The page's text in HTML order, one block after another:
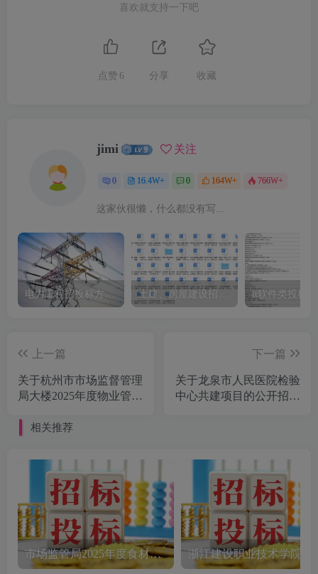
喜欢就支持一下吧
点赞 6 分享 收藏
jimi 关注
0 16.4W+ 0 164W+ 766W+
这家伙很懒，什么都没有写...
电力工程招投标方案模板 it软件类投标
上一篇
关于杭州市市场监督管理
局大楼2025年度物业管理
[杭州市公共资源交易中
下一篇
关于龙泉市人民医院检验
中心共建项目的公开招标
相关推荐
市场监管局2025年度食材配送采购公告